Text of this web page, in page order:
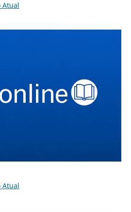
Atual
Atual